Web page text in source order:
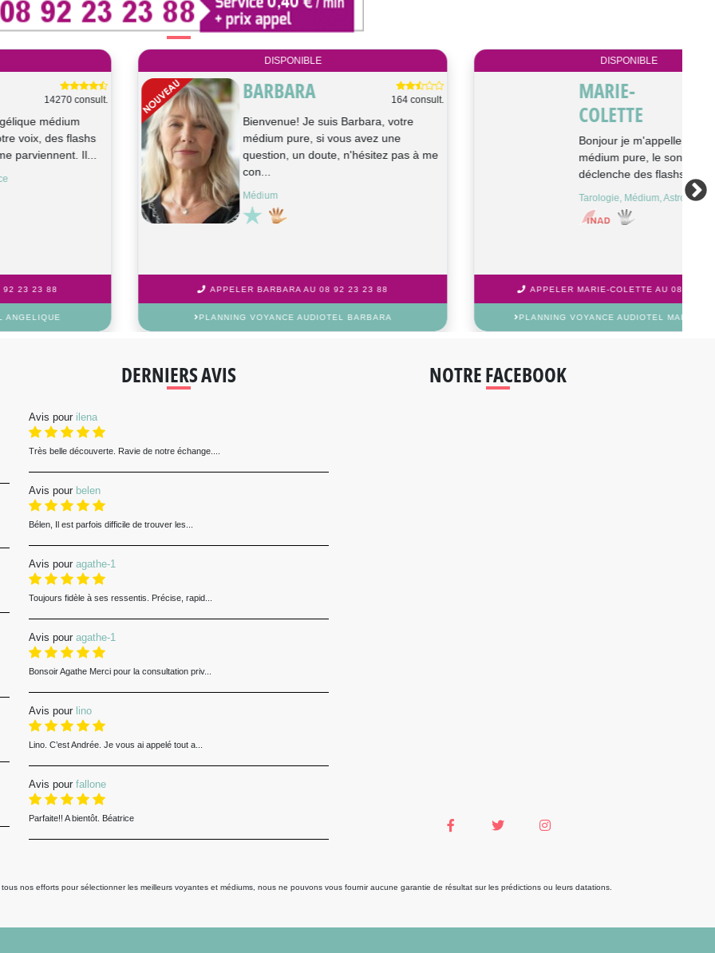
SILAH 61 consult.
Je suis passionnée des arts divinatoires
depuis 40 ans. Je vous propose une
consultation pour un meilleur choi...
Voyance, Cartomancie
APPELER SILAH AU 08 92 23 23 88
PLANNING VOYANCE AUDIOTEL SILAH
159 consult.
Je suis Tessana, passionnée par la
voyance et Le tarot, je m'initie sans
cesse aux nouveaux arts divinato...
Voyance, Tarologie, Cartomancie
APPELER TESSANA AU 08 92 23 23 88
PLANNING VOYANCE AUDIOTEL TESSANA
DERNIERS AVIS
Avis pour ilena
Très belle découverte. Ravie de notre échange....
Avis pour belen
Bélen, Il est parfois difficile de trouver les...
Avis pour agathe-1
Toujours fidèle à ses ressentis. Précise, rapid...
Avis pour agathe-1
Bonsoir Agathe Merci pour la consultation priv...
Avis pour lino
Lino. C’est Andrée. Je vous ai appelé tout a...
Avis pour fallone
Parfaite!! A bientôt. Béatrice
NOTRE FACEBOOK
nos efforts pour sélectionner les meilleurs voyantes et médiums, nous ne pouvons vous fournir aucune garantie de résultat sur les prédictions ou leurs datations.